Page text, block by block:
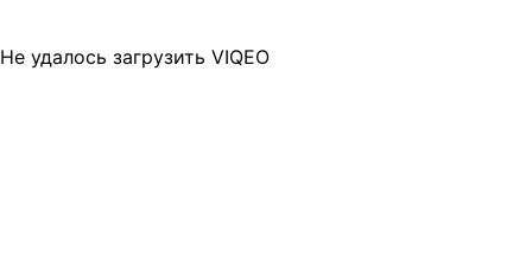
Не удалось загрузить VIQEO